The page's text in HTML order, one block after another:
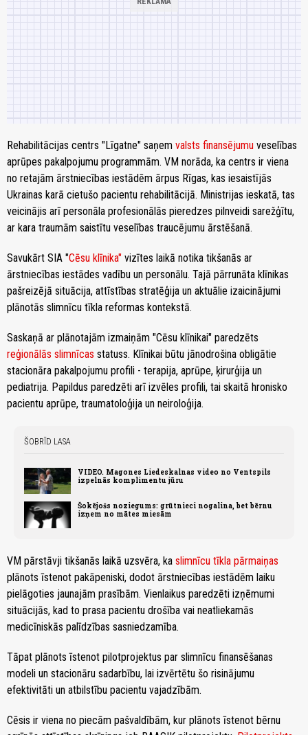
Rehabilitācijas centrs "Līgatne" saņem valsts finansējumu veselības
aprūpes pakalpojumu programmām. VM norāda, ka centrs ir viena
no retajām ārstniecības iestādēm ārpus Rīgas, kas iesaistījās
Ukrainas karā cietušo pacientu rehabilitācijā. Ministrijas ieskatā, tas
veicinājis arī personāla profesionālās pieredzes pilnveidi sarežģītu,
ar kara traumām saistītu veselības traucējumu ārstēšanā.
Savukārt SIA "Cēsu klīnika" vizītes laikā notika tikšanās ar
ārstniecības iestādes vadību un personālu. Tajā pārrunāta klīnikas
pašreizējā situācija, attīstības stratēģija un aktuālie izaicinājumi
plānotās slimnīcu tīkla reformas kontekstā.
Saskaņā ar plānotajām izmaiņām "Cēsu klīnikai" paredzēts
reģionālās slimnīcas statuss. Klīnikai būtu jānodrošina obligātie
stacionāra pakalpojumu profili - terapija, aprūpe, ķirurģija un
pediatrija. Papildus paredzēti arī izvēles profili, tai skaitā hronisko
pacientu aprūpe, traumatoloģija un neiroloģija.
ŠOBRĪD LASA
VIDEO. Magones Liedeskalnas video no Ventspils
izpelnās komplimentu jūru
Šokējošs noziegums: grūtnieci nogalina, bet bērnu
izņem no mātes miesām
VM pārstāvji tikšanās laikā uzsvēra, ka slimnīcu tīkla pārmaiņas
plānots īstenot pakāpeniski, dodot ārstniecības iestādēm laiku
pielāgoties jaunajām prasībām. Vienlaikus paredzēti izņēmumi
situācijās, kad to prasa pacientu drošība vai neatliekamās
medicīniskās palīdzības sasniedzamība.
Tāpat plānots īstenot pilotprojektus par slimnīcu finansēšanas
modeli un stacionāru sadarbību, lai izvērtētu šo risinājumu
efektivitāti un atbilstību pacientu vajadzībām.
Cēsis ir viena no piecām pašvaldībām, kur plānots īstenot bērnu